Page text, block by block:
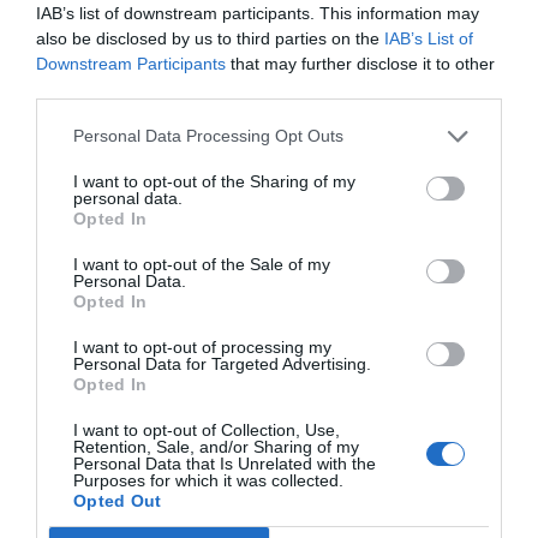
IAB’s list of downstream participants. This information may
also be disclosed by us to third parties on the IAB’s List of
Downstream Participants that may further disclose it to other
Personal Data Processing Opt Outs
I want to opt-out of the Sharing of my
personal data.
Opted In
I want to opt-out of the Sale of my
Personal Data.
Opted In
I want to opt-out of processing my
Personal Data for Targeted Advertising.
Opted In
I want to opt-out of Collection, Use,
Retention, Sale, and/or Sharing of my
Personal Data that Is Unrelated with the
Purposes for which it was collected.
Opted Out
AfegirVIA Empresacom a font preferida de
Google de forma gratuïta
ACTIVAR ARA
RELACIONADES